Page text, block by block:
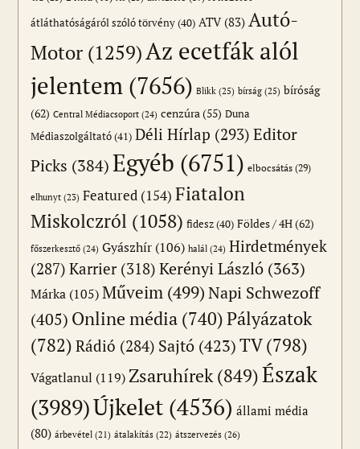
átláthatóságáról szóló törvény(40) ATV(83) Autó-
Motor (1259)Az ecetfák alól
jelentem (7656) Blikk (25) bírság (25) bíróság
(62) Central Médiacsoport (24) cenzúra(55) Duna
Médiaszolgáltató(41) Déli Hírlap (293) Editor
Picks (384)Egyéb (6751) elbocsátás (29)
elhunyt (23) Featured (154) Fiatalon
Miskolczról (1058) fidesz(40) Földes / 4H(62)
főszerkesztő (24) Gyászhír (106) halál (24) Hirdetmények
(287) Karrier(318) Kerényi László (363)
Márka (105) Műveim (499)Napi Schwezoff
(405) Online média (740)Pályázatok
(782) Rádió (284) Sajtó (423)TV(798)
Vágatlanul (119)Zsaruhírek(849)Észak
(3989)Újkelet (4536) állami média
(80) árbevétel (21) átalakítás (22) átszervezés (26)